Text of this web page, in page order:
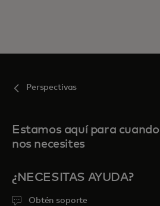
Perspectivas
Estamos aquí para cuando
nos necesites
¿NECESITAS AYUDA?
Obtén soporte